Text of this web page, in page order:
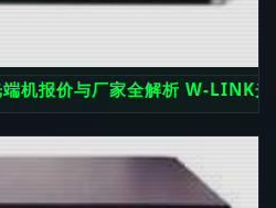
机报价与厂家全解析 W-LINK光